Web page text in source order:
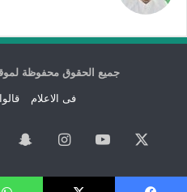
جميع الحقوق محفوظة
فى الاعلام
‫YouTubeانستقرام